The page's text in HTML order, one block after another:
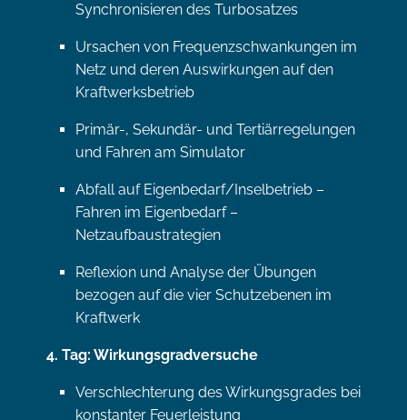
Synchronisieren des Turbosatzes
Ursachen von Frequenzschwankungen im
Netz und deren Auswirkungen auf den
Kraftwerksbetrieb
Primär-, Sekundär- und Tertiärregelungen
und Fahren am Simulator
Abfall auf Eigenbedarf/Inselbetrieb –
Fahren im Eigenbedarf –
Netzaufbaustrategien
Reflexion und Analyse der Übungen
bezogen auf die vier Schutzebenen im
Kraftwerk
4. Tag: Wirkungsgradversuche
Verschlechterung des Wirkungsgrades bei
konstanter Feuerleistung